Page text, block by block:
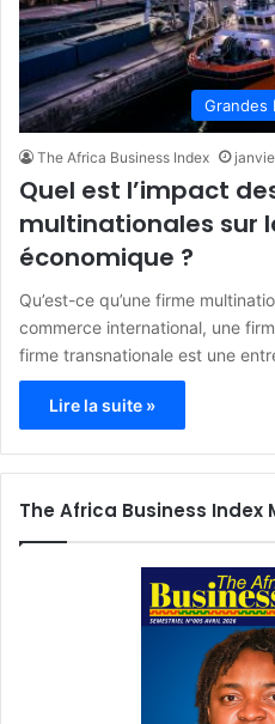
Grandes
The Africa Business Index
Quel est l’impact
multinationales sur
économique ?
Qu’est-ce qu’une firme
commerce international, une
firme transnationale est une
Lire la suite »
The Africa Business Index